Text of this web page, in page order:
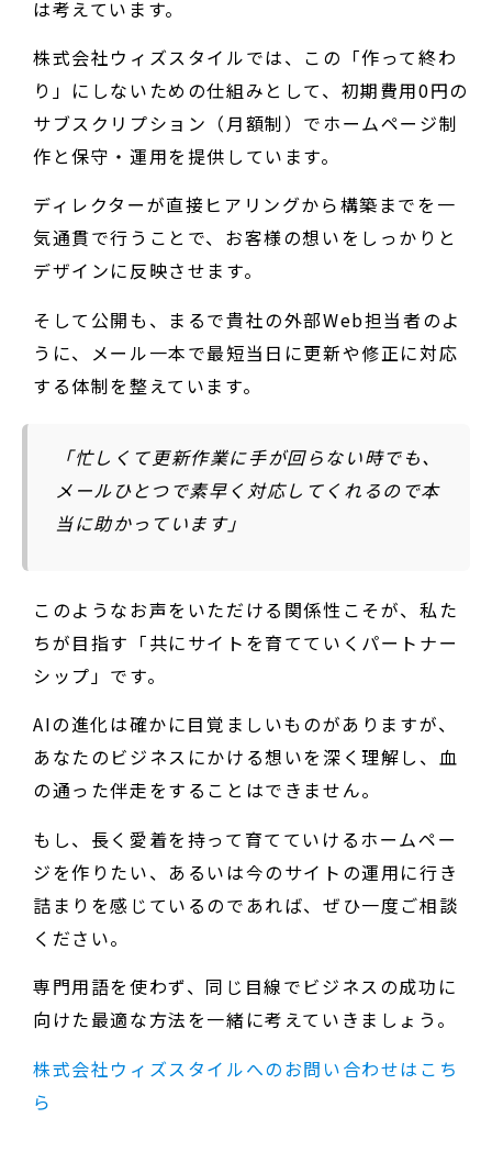
は考えています。
株式会社ウィズスタイルでは、この「作って終わ
り」にしないための仕組みとして、初期費用0円の
サブスクリプション（月額制）でホームページ制
作と保守・運用を提供しています。
ディレクターが直接ヒアリングから構築までを一
気通貫で行うことで、お客様の想いをしっかりと
デザインに反映させます。
そして公開も、まるで貴社の外部Web担当者のよ
うに、メール一本で最短当日に更新や修正に対応
する体制を整えています。
「忙しくて更新作業に手が回らない時でも、
メールひとつで素早く対応してくれるので本
当に助かっています」
このようなお声をいただける関係性こそが、私た
ちが目指す「共にサイトを育てていくパートナー
シップ」です。
AIの進化は確かに目覚ましいものがありますが、
あなたのビジネスにかける想いを深く理解し、血
の通った伴走をすることはできません。
もし、長く愛着を持って育てていけるホームペー
ジを作りたい、あるいは今のサイトの運用に行き
詰まりを感じているのであれば、ぜひ一度ご相談
ください。
専門用語を使わず、同じ目線でビジネスの成功に
向けた最適な方法を一緒に考えていきましょう。
株式会社ウィズスタイルへのお問い合わせはこち
ら